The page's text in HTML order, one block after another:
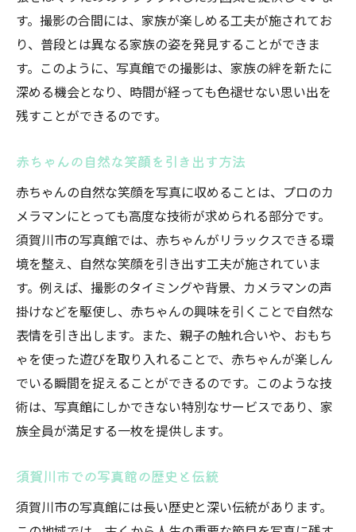
お宮参りで家族の絆を強める理由
写真館が提供する家族撮影の魅力
絆を感じる写真館ならではの演出
家族の歴史を紡ぐ写真館での一枚
写真館が叶える家族の特別な瞬間
写真館の手で福島県須賀川市のお宮参りを特別
な思い出に
心に残るお宮参り撮影の秘訣
写真館の柔軟なプランとサービス
特別な思い出を形にする写真館の力
お宮参りを一生の宝物にする写真館
写真館が提供するカスタマイズされた体験
須賀川市での思い出作りの第一歩
須賀川市の写真館でお宮参りを彩る家族の一瞬
の物語
写真館で織り成す家族の物語
写真館のプロによる感動の瞬間
心温まる家族写真の撮影手法
す。撮影の合間には、家族が楽しめる工夫が施されてお
り、普段とは異なる家族の姿を発見することができま
す。このように、写真館での撮影は、家族の絆を新たに
深める機会となり、時間が経っても色褪せない思い出を
残すことができるのです。
赤ちゃんの自然な笑顔を引き出す方法
赤ちゃんの自然な笑顔を写真に収めることは、プロのカ
メラマンにとっても高度な技術が求められる部分です。
須賀川市の写真館では、赤ちゃんがリラックスできる環
境を整え、自然な笑顔を引き出す工夫が施されていま
す。例えば、撮影のタイミングや背景、カメラマンの声
掛けなどを駆使し、赤ちゃんの興味を引くことで自然な
表情を引き出します。また、親子の触れ合いや、おもち
ゃを使った遊びを取り入れることで、赤ちゃんが楽しん
でいる瞬間を捉えることができるのです。このような技
術は、写真館にしかできない特別なサービスであり、家
族全員が満足する一枚を提供します。
須賀川市での写真館の歴史と伝統
須賀川市の写真館には長い歴史と深い伝統があります。